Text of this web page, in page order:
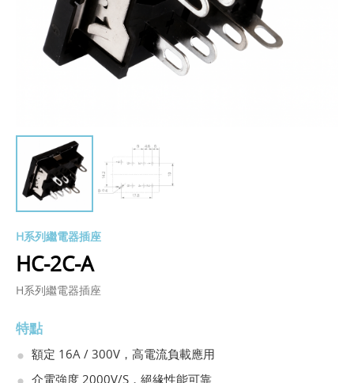
H系列繼電器插座
HC-2C-A
H系列繼電器插座
特點
額定 16A / 300V，高電流負載應用
介電強度 2000V/S，絕緣性能可靠